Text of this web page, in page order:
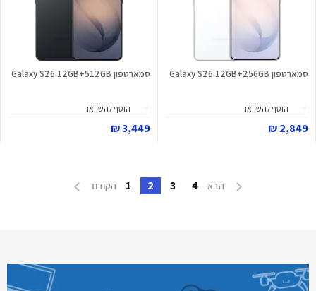
סמארטפון Galaxy S26 12GB+256GB
הוסף להשוואה
2,849 ₪
סמארטפון Galaxy S26 12GB+512GB
הוסף להשוואה
3,449 ₪
הבא 4
3
2
1 הקודם